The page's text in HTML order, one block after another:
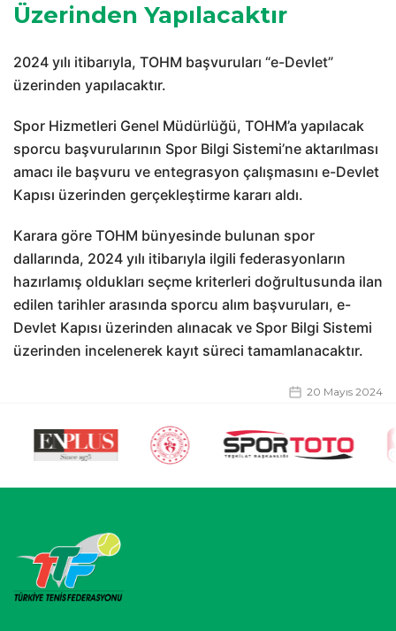
Üzerinden Yapılacaktır
2024 yılı itibarıyla, TOHM başvuruları “e-Devlet”
üzerinden yapılacaktır.
Spor Hizmetleri Genel Müdürlüğü, TOHM’a yapılacak
sporcu başvurularının Spor Bilgi Sistemi’ne aktarılması
amacı ile başvuru ve entegrasyon çalışmasını e-Devlet
Kapısı üzerinden gerçekleştirme kararı aldı.
Karara göre TOHM bünyesinde bulunan spor
dallarında, 2024 yılı itibarıyla ilgili federasyonların
hazırlamış oldukları seçme kriterleri doğrultusunda ilan
edilen tarihler arasında sporcu alım başvuruları, e-
Devlet Kapısı üzerinden alınacak ve Spor Bilgi Sistemi
üzerinden incelenerek kayıt süreci tamamlanacaktır.
20 Mayıs 2024